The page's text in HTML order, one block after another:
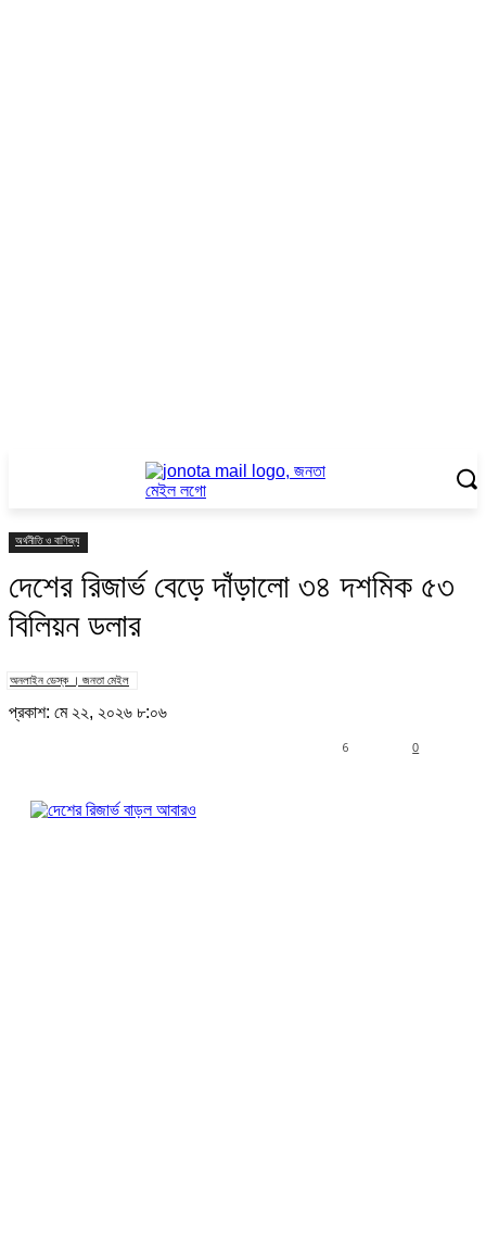
অর্থনীতি ও বাণিজ্য
দেশের রিজার্ভ বেড়ে দাঁড়ালো ৩৪ দশমিক ৫৩
বিলিয়ন ডলার
অনলাইন ডেস্ক । জনতা মেইল
প্রকাশ: মে ২২, ২০২৬ ৮:০৬
0
6